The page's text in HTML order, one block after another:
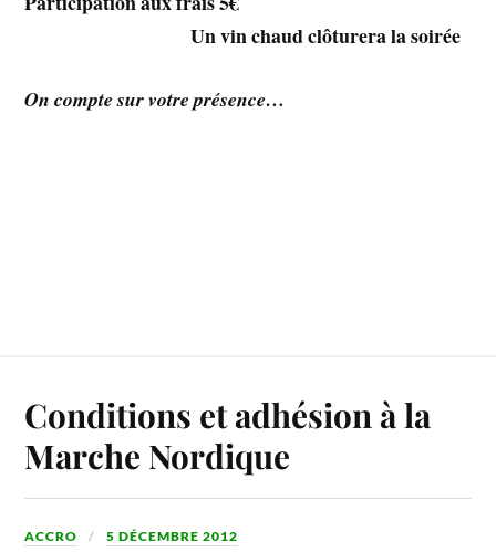
Un vin chaud clôturera la soirée
On compte sur votre présence…
Conditions et adhésion à la
Marche Nordique
ACCRO 5 DÉCEMBRE 2012